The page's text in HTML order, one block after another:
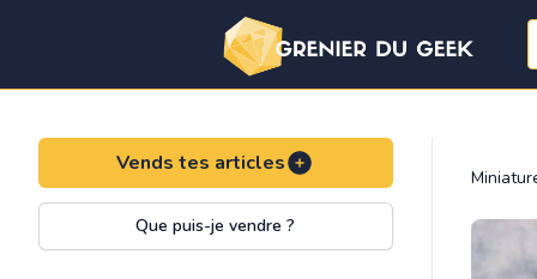
Vends tes articles
Que puis-je vendre ?